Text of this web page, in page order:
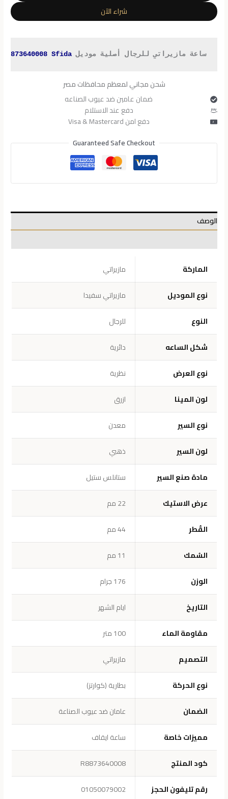
R8873640008
شراء الآن
ساعة مازيراتي للرجال أصلية موديل R8873640008 Sfida
شحن مجاني لمعظم محافظات مصر
ضمان عامين ضد عيوب الصناعه
دفع عند الاستلام
دفع امن Visa & Mastercard
Guaranteed Safe Checkout
الوصف
الماركة
مازيراتي
نوع الموديل
مازيراتي سفيدا
النوع
للرجال
شكل الساعه
دائرية
نوع العرض
نظرية
لون المينا
ازرق
نوع السير
معدن
لون السير
ذهبي
مادة صنع السير
ستانلس ستيل
عرض الاستيك
22 مم
القُطر
44 مم
السُمك
11 مم
الوزن
176 جرام
التاريخ
ايام الشهر
مقاومة الماء
100 متر
التصميم
مازيراتي
نوع الحركة
بطارية (كوارتز)
الضمان
عامان ضد عيوب الصناعة
مميزات خاصة
ساعة ايقاف
كود المنتج
R8873640008
رقم تليفون الحجز
01050079002